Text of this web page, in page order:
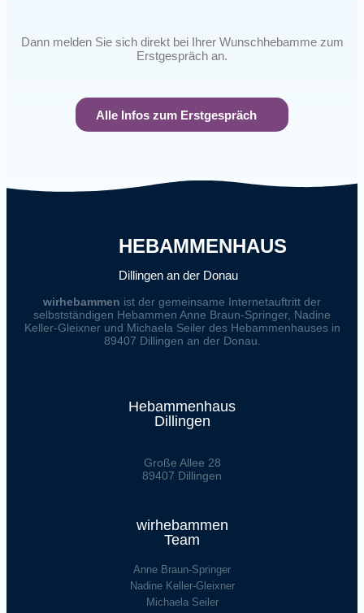
Dann melden Sie sich direkt bei Ihrer Wunschhebamme zum
Erstgespräch an.
Alle Infos zum Erstgespräch
HEBAMMENHAUS
Dillingen an der Donau
wirhebammen ist der gemeinsame Internetauftritt der
selbstständigen Hebammen Anne Braun-Springer, Nadine
Keller-Gleixner und Michaela Seiler des Hebammenhauses in
89407 Dillingen an der Donau.
Hebammenhaus
Dillingen
Große Allee 28
89407 Dillingen
wirhebammen
Team
Anne Braun-Springer
Nadine Keller-Gleixner
Michaela Seiler